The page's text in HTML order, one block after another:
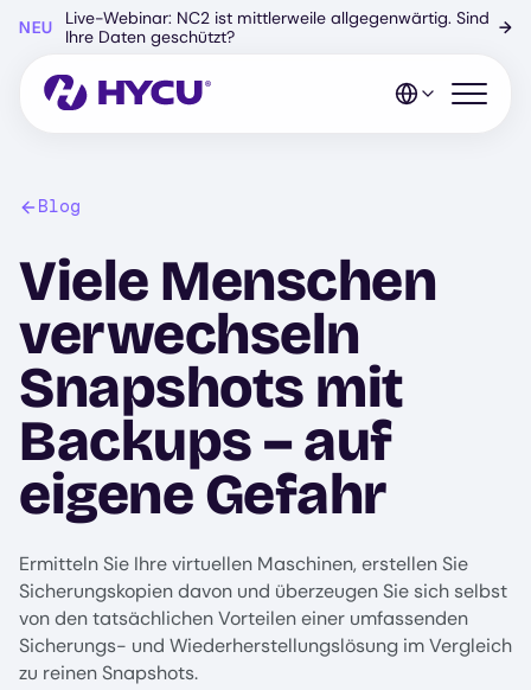
Hauptinhalt
NEU
Live-Webinar: NC2 ist mittlerweile allgegenwärtig. Sind
Ihre Daten geschützt?
→
Mobiles
Blog
Viele Menschen
verwechseln
Snapshots mit
Backups – auf
eigene Gefahr
Ermitteln Sie Ihre virtuellen Maschinen, erstellen Sie
Sicherungskopien davon und überzeugen Sie sich selbst
von den tatsächlichen Vorteilen einer umfassenden
Sicherungs- und Wiederherstellungslösung im Vergleich
zu reinen Snapshots.